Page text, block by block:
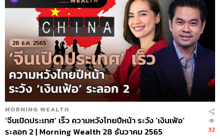
MORNING WEALTH
‘จีนเปิดประเทศ’ เร็ว ความหวังไทยปีหน้า ระวัง ‘เงินเฟ้อ’
ระลอก 2 | Morning Wealth 28 ธันวาคม 2565
32